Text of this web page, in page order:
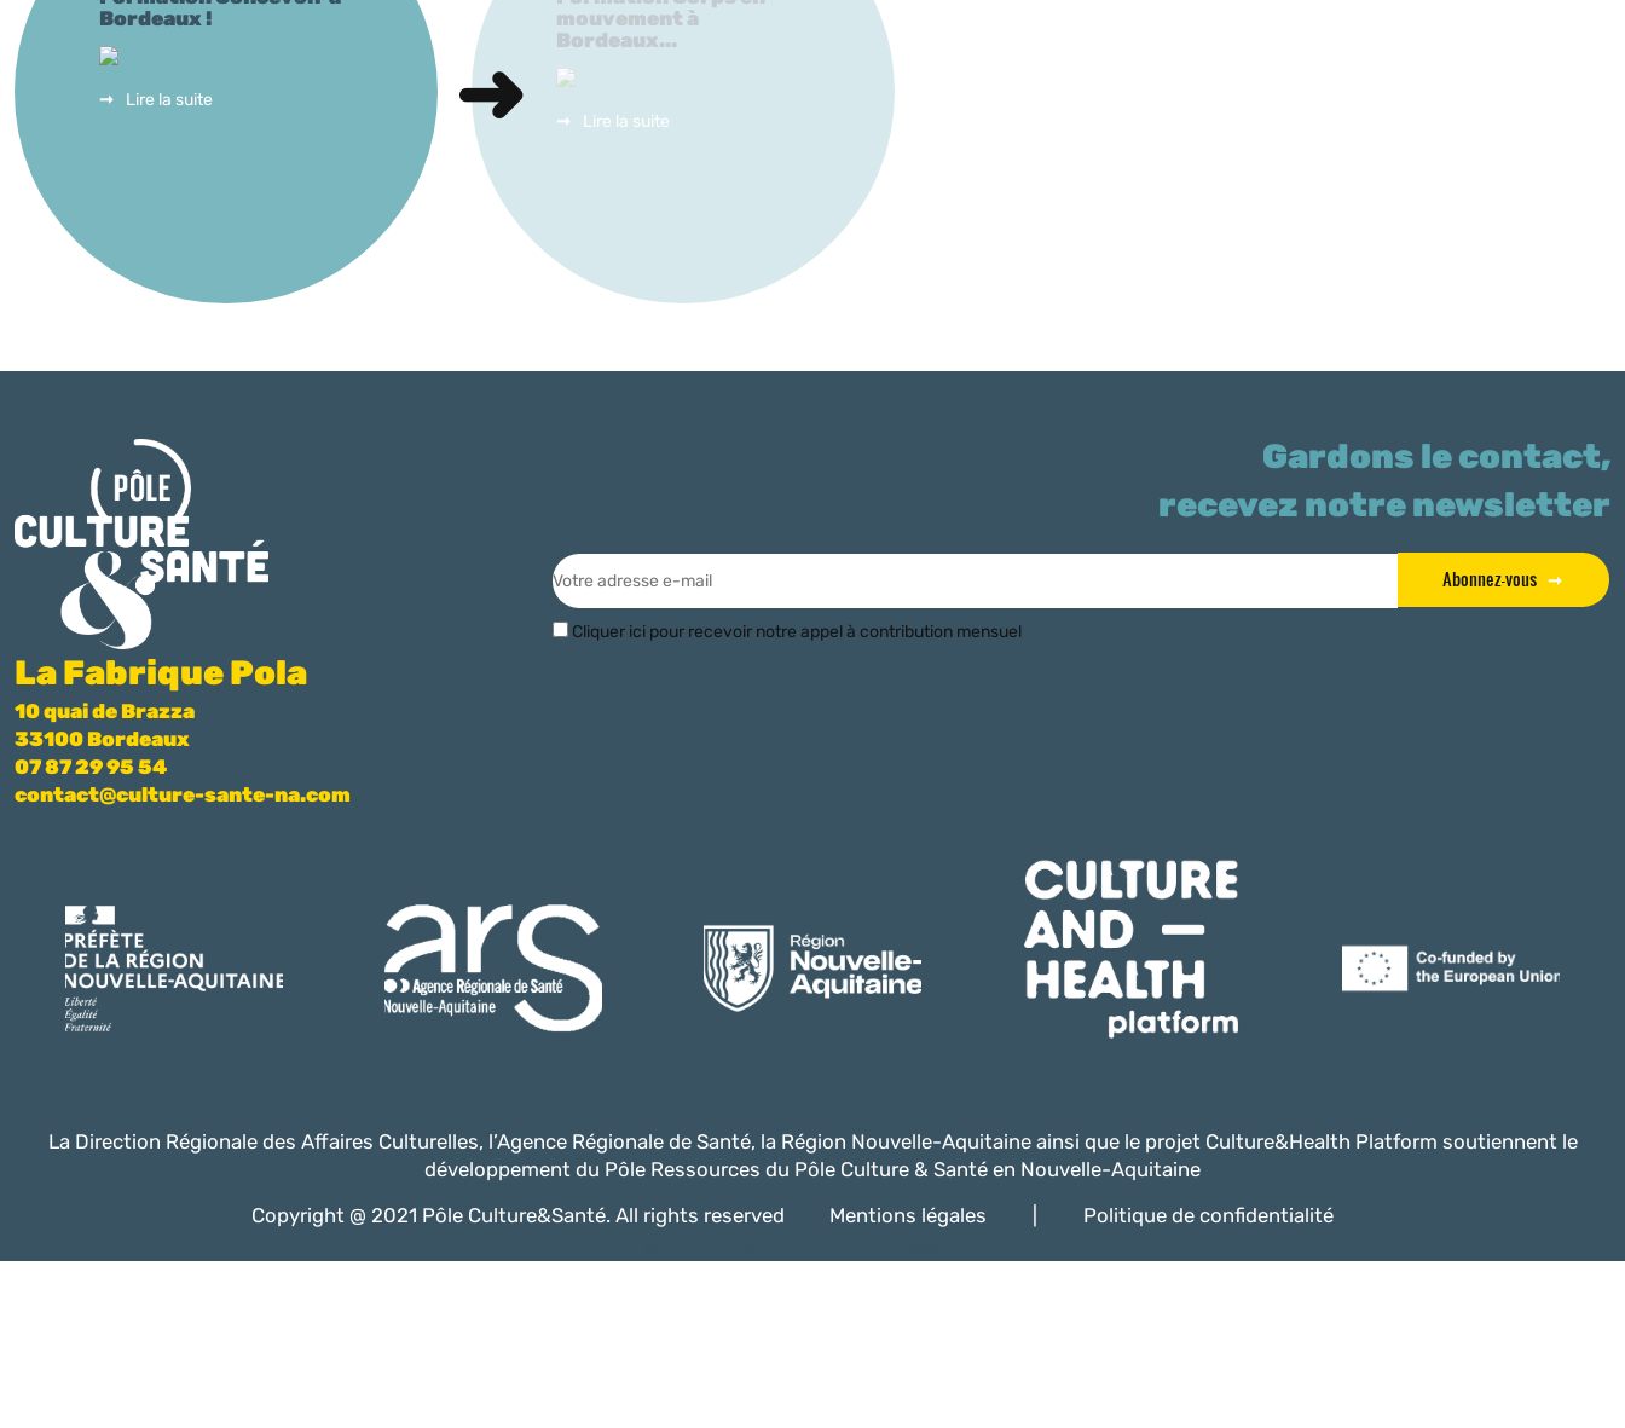
Bordeaux !
Lire la suite
mouvement à
Bordeaux...
Lire la suite
La Fabrique Pola
10 quai de Brazza
33100 Bordeaux
07 87 29 95 54
contact@culture-sante-na.com
Gardons le contact,
recevez notre newsletter
Abonnez-vous
Cliquer ici pour recevoir notre appel à contribution mensuel
La Direction Régionale des Affaires Culturelles, l’Agence Régionale de Santé, la Région Nouvelle-Aquitaine ainsi que le projet Culture&Health Platform soutiennent le
développement du Pôle Ressources du Pôle Culture & Santé en Nouvelle-Aquitaine
Copyright @ 2021 Pôle Culture&Santé. All rights reserved
Mentions légales Politique de confidentialité